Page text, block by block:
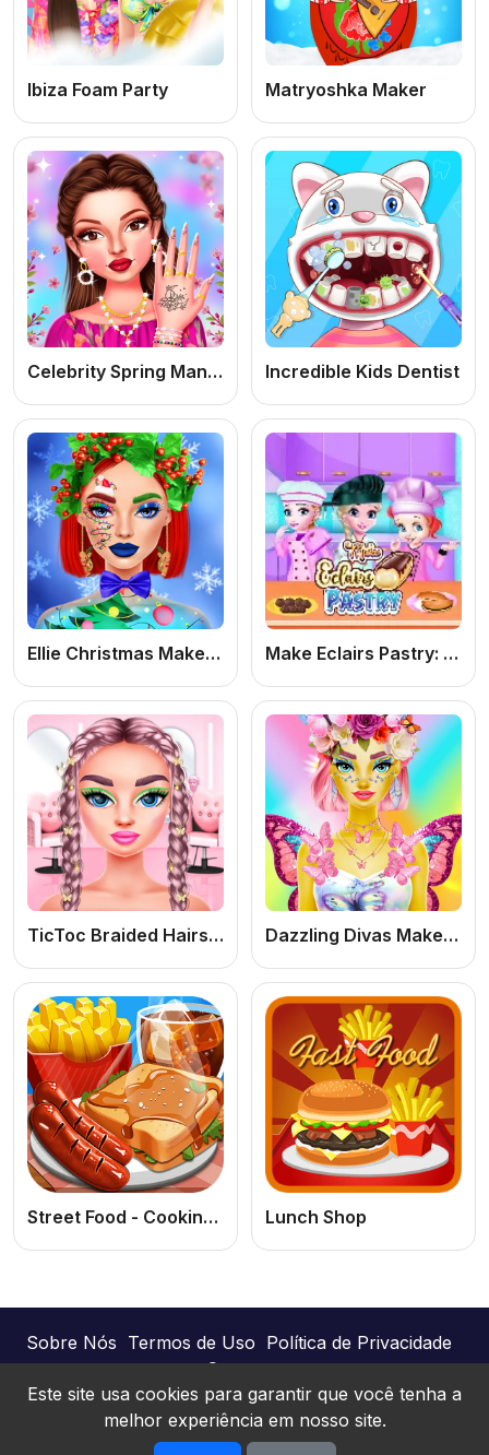
Ibiza Foam Party Matryoshka Maker
Celebrity Spring Manicure Design Incredible Kids Dentist
Ellie Christmas Makeup Make Eclairs Pastry: Jogo de Culinária Online Grátis para Meninas
TicToc Braided Hairstyles Dazzling Divas Makeup
Street Food - Cooking Game Lunch Shop
Sobre Nós Termos de Uso Política de Privacidade
Contato
Joguinhos Online © 2026. Todos os direitos
Este site usa cookies para garantir que você tenha a
melhor experiência em nosso site.